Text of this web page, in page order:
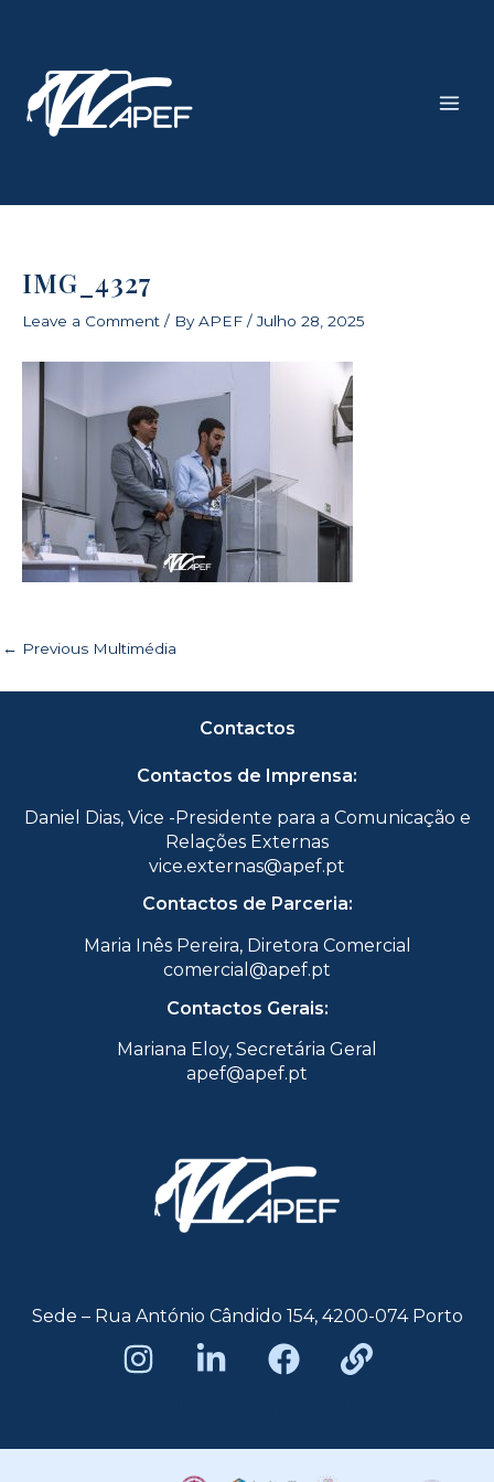
IMG_4327
Leave a Comment / ByAPEF /Julho 28, 2025
← Previous Multimédia
Contactos
Contactos de Imprensa:
Daniel Dias, Vice -Presidente para a Comunicação e
Relações Externas
vice.externas@apef.pt
Contactos de Parceria:
Maria Inês Pereira, Diretora Comercial
comercial@apef.pt
Contactos Gerais:
Mariana Eloy, Secretária Geral
apef@apef.pt
Sede – Rua António Cândido 154, 4200-074 Porto